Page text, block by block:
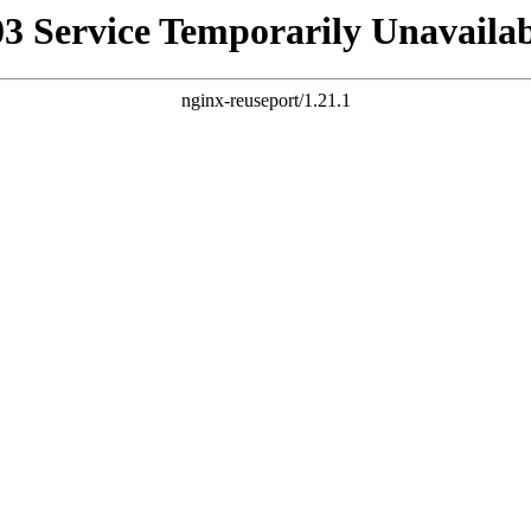
Service Temporarily
nginx-reuseport/1.21.1